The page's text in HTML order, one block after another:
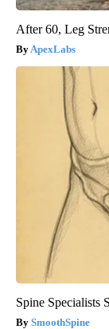
After 60, Leg
ApexLabs
Spine Specialists
SmoothSpine